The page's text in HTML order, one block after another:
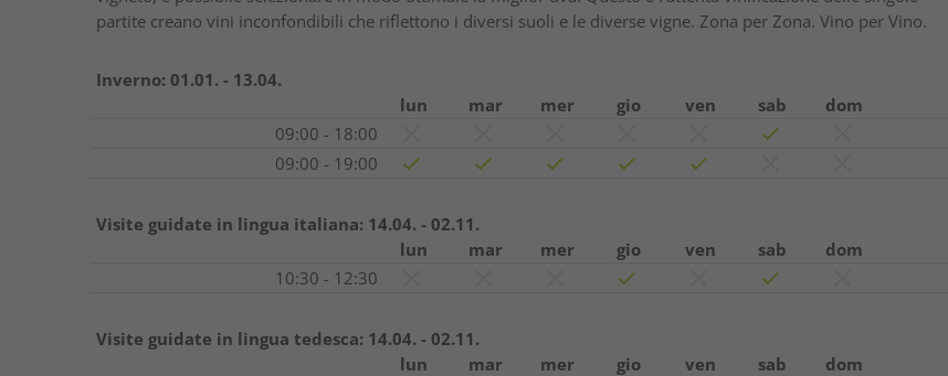
partite creano vini inconfondibili che riflettono i diversi suoli e le diverse vigne. Zona per Zona. Vino per Vino.
Inverno: 01.01. - 13.04.
lun
mar mer gio ven sab
dom
09:00 - 18:00
09:00 - 19:00
Visite guidate in lingua italiana: 14.04. - 02.11.
lun
mar mer gio ven sab
dom
10:30 - 12:30
Visite guidate in lingua tedesca: 14.04. - 02.11.
lun
mar mer gio ven sab
dom